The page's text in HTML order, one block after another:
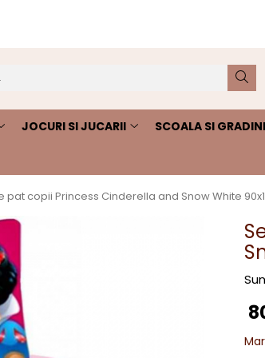
JOCURI SI JUCARII SCOALA SI
pat copii Princess Cinderella and Snow White